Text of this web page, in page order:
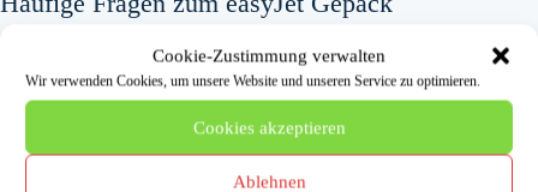
Cookie-Zustimmung verwalten
Wir verwenden Cookies, um unsere Website und unseren Service zu optimieren.
Cookies akzeptieren
Ablehnen
Wie groß darf das kostenlose Handgepäck bei easyJet sein?
Dein kostenloses kleines Handgepäck darf maximal 45 x 36 x 20 cm
groß sein, jeweils einschließlich Griffe und Räder, und bis zu 15 kg
wiegen. Es muss unter den Vordersitz passen und ist in allen easyJet
Tarifen enthalten.